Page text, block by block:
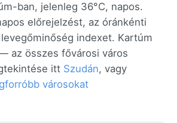
ban, jelenleg 36°C, napos.
előrejelzést, az óránkénti
indexet. Kartúm
az összes fővárosi város
itt Szudán, vagy
városokat